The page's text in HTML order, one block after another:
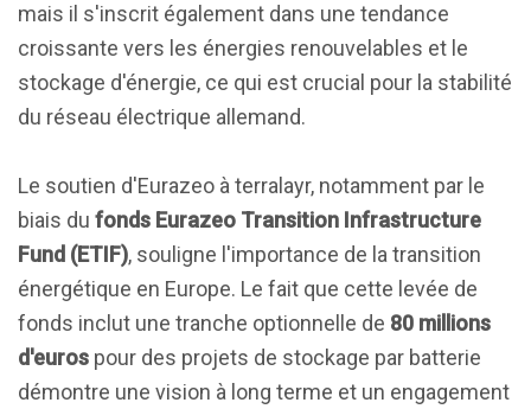
mais il s'inscrit également dans une tendance
croissante vers les énergies renouvelables et le
stockage d'énergie, ce qui est crucial pour la stabilité
du réseau électrique allemand.
Le soutien d'Eurazeo à terralayr, notamment par le
biais du fonds Eurazeo Transition Infrastructure
Fund (ETIF), souligne l'importance de la transition
énergétique en Europe. Le fait que cette levée de
fonds inclut une tranche optionnelle de 80 millions
d'euros pour des projets de stockage par batterie
démontre une vision à long terme et un engagement